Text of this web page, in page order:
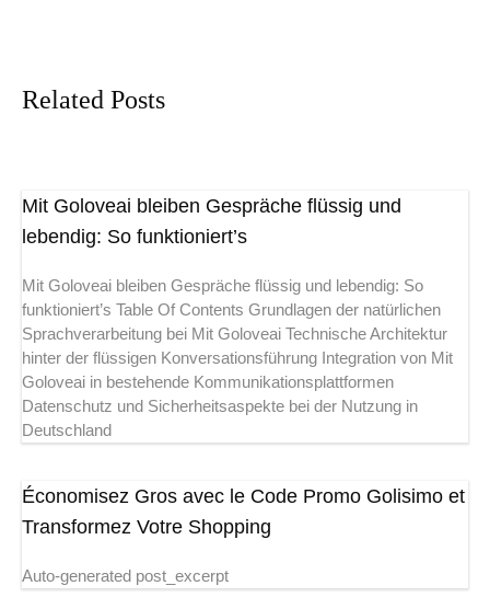
Related Posts
Mit Goloveai bleiben Gespräche flüssig und
lebendig: So funktioniert’s
Mit Goloveai bleiben Gespräche flüssig und lebendig: So
funktioniert’s Table Of Contents Grundlagen der natürlichen
Sprachverarbeitung bei Mit Goloveai Technische Architektur
hinter der flüssigen Konversationsführung Integration von Mit
Goloveai in bestehende Kommunikationsplattformen
Datenschutz und Sicherheitsaspekte bei der Nutzung in
Deutschland
Économisez Gros avec le Code Promo Golisimo et
Transformez Votre Shopping
Auto-generated post_excerpt